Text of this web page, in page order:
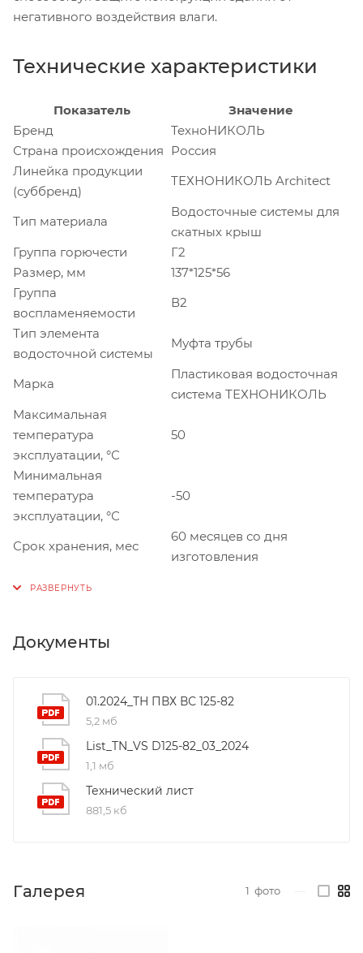
негативного воздействия влаги.
Технические характеристики
Показатель
Значение
Бренд
ТехноНИКОЛЬ
Страна происхождения Россия
Линейка продукции
(суббренд)
ТЕХНОНИКОЛЬ Architect
Тип материала
Водосточные системы для
скатных крыш
Группа горючести
Г2
Размер, мм
137*125*56
Группа
воспламеняемости
В2
Тип элемента
водосточной системы
Муфта трубы
Марка
Пластиковая водосточная
система ТЕХНОНИКОЛЬ
Максимальная
температура
эксплуатации, °С
50
Минимальная
температура
эксплуатации, °С
-50
Срок хранения, мес
60 месяцев со дня
изготовления
Документы
01.2024_ТН ПВХ ВС 125-82
5,2 мб
List_TN_VS D125-82_03_2024
1,1 мб
Технический лист
881,5 кб
Галерея 1 фото